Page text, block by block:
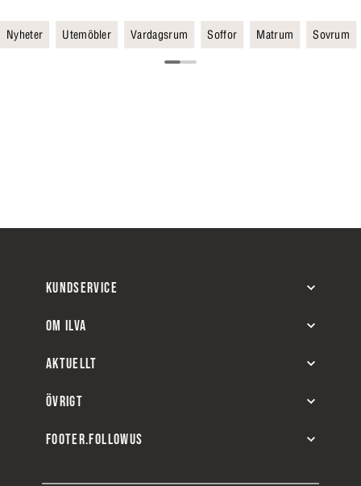
Nyheter Utemöbler Vardagsrum Soffor Matrum Sovrum
KUNDSERVICE
OM ILVA
AKTUELLT
ÖVRIGT
FOOTER.FOLLOWUS